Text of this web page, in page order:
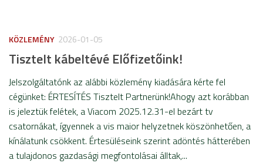
KÖZLEMÉNY 2026-01-05
Tisztelt kábeltévé Előfizetőink!
Jelszolgáltatónk az alábbi közlemény kiadására kérte fel
cégünket: ÉRTESÍTÉS Tisztelt Partnerünk!Ahogy azt korábban
is jeleztük felétek, a Viacom 2025.12.31-el bezárt tv
csatornákat, ígyennek a vis maior helyzetnek köszönhetően, a
kínálatunk csökkent. Értesüléseink szerint adöntés hátterében
a tulajdonos gazdasági megfontolásai álltak,...